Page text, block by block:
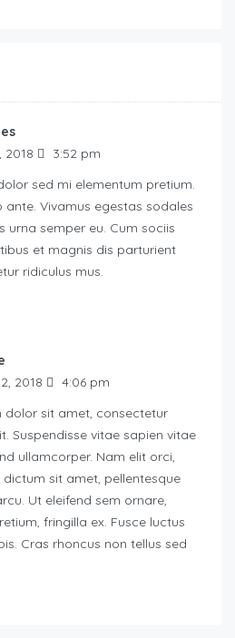
2018
3:52 pm
sed mi elementum pretium.
ante. Vivamus egestas sodales
urna semper eu. Cum sociis
et magnis dis parturient
ridiculus mus.
2018
4:06 pm
dolor sit amet, consectetur
Suspendisse vitae sapien vitae
ullamcorper. Nam elit orci,
sit amet, pellentesque
Ut eleifend sem ornare,
fringilla ex. Fusce luctus
Cras rhoncus non tellus sed